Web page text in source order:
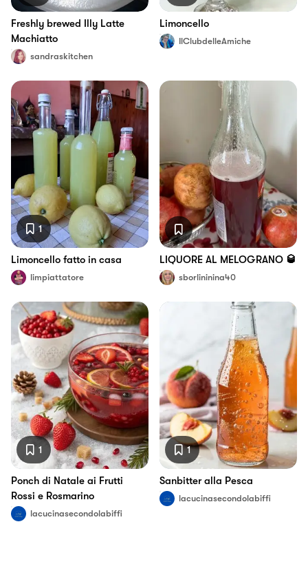
Freshly brewed Illy Latte
Machiatto
sandraskitchen
Limoncello
IlClubdelleAmiche
1
Limoncello fatto in casa
limpiattatore
LIQUORE AL MELOGRANO 🥃
sborlininina40
1
Ponch di Natale ai Frutti
Rossi e Rosmarino
lacucinasecondolabiffi
1
Sanbitter alla Pesca
lacucinasecondolabiffi